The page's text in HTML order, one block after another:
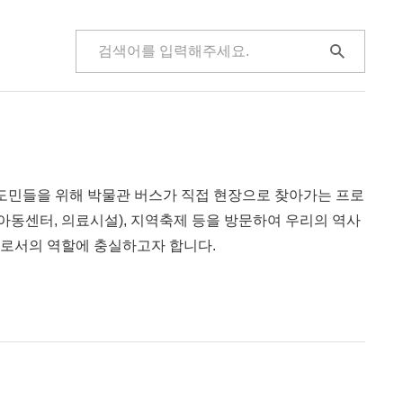
들을 위해 박물관 버스가 직접 현장으로 찾아가는 프로
센터, 의료시설), 지역축제 등을 방문하여 우리의 역사
서의 역할에 충실하고자 합니다.